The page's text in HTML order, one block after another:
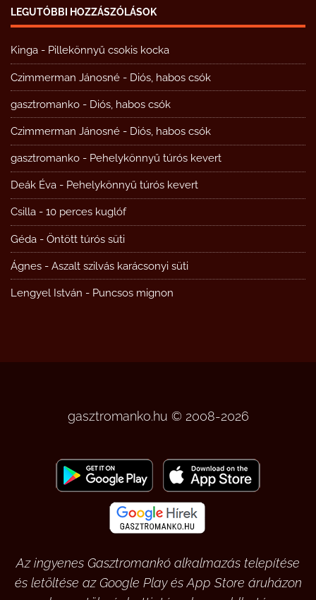
LEGUTÓBBI HOZZÁSZÓLÁSOK
Kinga - Pillekönnyű csokis kocka
Czimmerman Jánosné - Diós, habos csók
gasztromanko - Diós, habos csók
Czimmerman Jánosné - Diós, habos csók
gasztromanko - Pehelykönnyű túrós kevert
Deák Éva - Pehelykönnyű túrós kevert
Csilla - 10 perces kuglóf
Géda - Öntött túrós süti
Ágnes - Aszalt szilvás karácsonyi süti
Lengyel István - Puncsos mignon
gasztromanko.hu © 2008-2026
Az ingyenes Gasztromankó alkalmazás telepítése
és letöltése az Google Play és App Store áruházon